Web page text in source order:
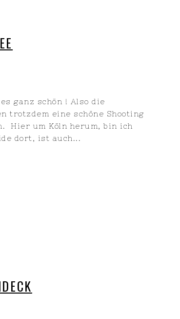
ganz schön ! Also die
trotzdem eine schöne Shooting
Hier um Köln herum, bin ich
dort, ist auch...